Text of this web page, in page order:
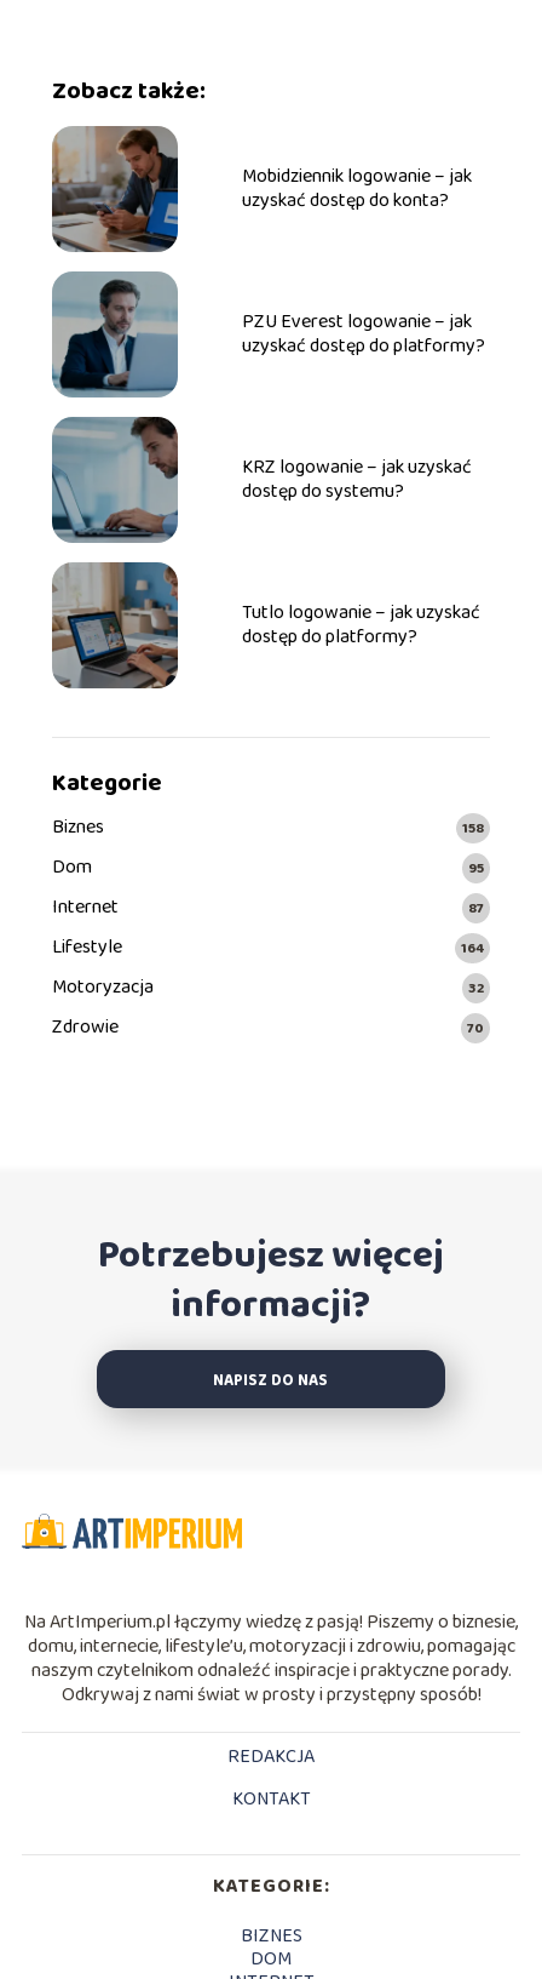
Zobacz także:
Mobidziennik logowanie – jak
uzyskać dostęp do konta?
PZU Everest logowanie – jak
uzyskać dostęp do platformy?
KRZ logowanie – jak uzyskać
dostęp do systemu?
Tutlo logowanie – jak uzyskać
dostęp do platformy?
Kategorie
Biznes 158
Dom 95
Internet 87
Lifestyle 164
Motoryzacja 32
Zdrowie 70
Potrzebujesz więcej
informacji?
NAPISZ DO NAS
Na ArtImperium.pl łączymy wiedzę z pasją! Piszemy o biznesie,
domu, internecie, lifestyle’u, motoryzacji i zdrowiu, pomagając
naszym czytelnikom odnaleźć inspiracje i praktyczne porady.
Odkrywaj z nami świat w prosty i przystępny sposób!
REDAKCJA
KONTAKT
KATEGORIE:
BIZNES
DOM